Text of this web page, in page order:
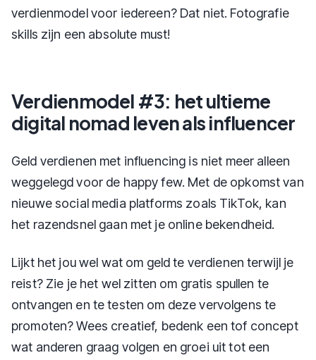
verdienmodel voor iedereen? Dat niet. Fotografie
skills zijn een absolute must!
Verdienmodel #3: het ultieme
digital nomad leven als influencer
Geld verdienen met influencing is niet meer alleen
weggelegd voor de happy few. Met de opkomst van
nieuwe social media platforms zoals TikTok, kan
het razendsnel gaan met je online bekendheid.
Lijkt het jou wel wat om geld te verdienen terwijl je
reist? Zie je het wel zitten om gratis spullen te
ontvangen en te testen om deze vervolgens te
promoten? Wees creatief, bedenk een tof concept
wat anderen graag volgen en groei uit tot een